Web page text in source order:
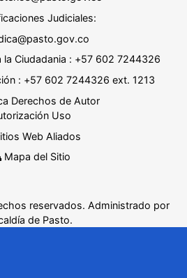
Judiciales:
la Ciudadania : +57 602 7244326
: +57 602 7244326 ext. 1213
Derechos de Autor
Uso
Web Aliados
Mapa del Sitio
reservados. Administrado por
de Pasto.